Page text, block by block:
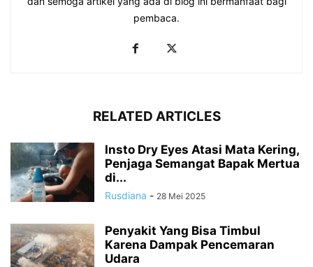
pembaca.
RELATED ARTICLES
Insto Dry Eyes Atasi Mata Kering,
Penjaga Semangat Bapak Mertua
di...
Rusdiana - 28 Mei 2025
Penyakit Yang Bisa Timbul
Karena Dampak Pencemaran
Udara